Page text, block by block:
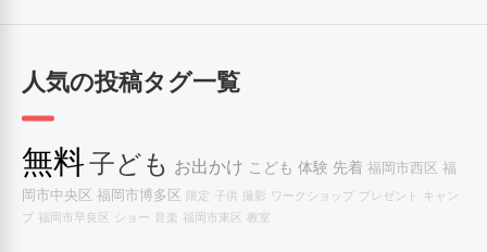
人気の投稿タグ一覧
無料子ども お出かけ こども 体験 先着 福岡市西区 福
岡市中央区 福岡市博多区 限定 子供 撮影 ワークショップ プレゼント キャン
プ 福岡市早良区 ショー 音楽 福岡市東区 教室